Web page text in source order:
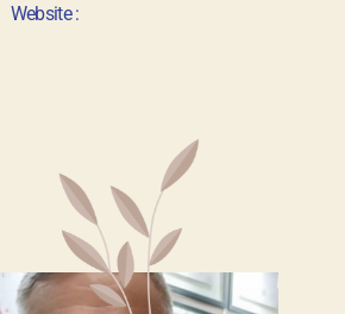
Website :